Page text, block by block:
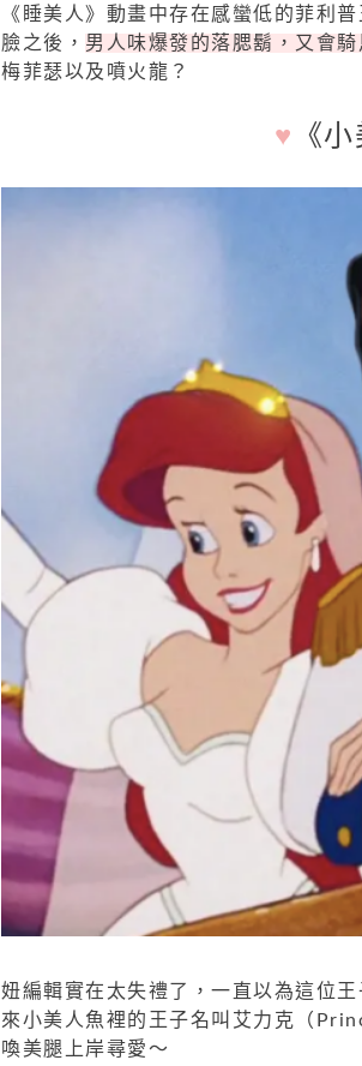
《睡美人》動畫中存在感蠻低的菲利
臉之後， 男人味爆發的落腮鬍，又會騎
梅菲瑟以及噴火龍？
♥ 《
妞編輯實在太失禮了，一直以為這位王
來小美人魚裡的王子名叫艾力克（
喚美腿上岸尋愛～